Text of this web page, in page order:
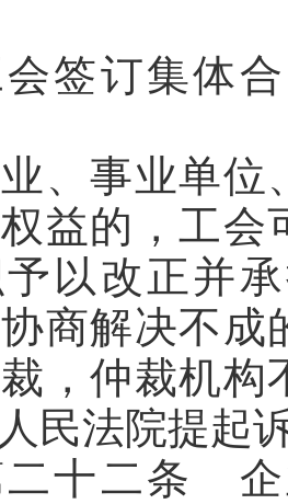
订集体合
事业单位、
益的，工会
以改正并
商解决不成
，仲裁机构
民法院提起
二条 企业